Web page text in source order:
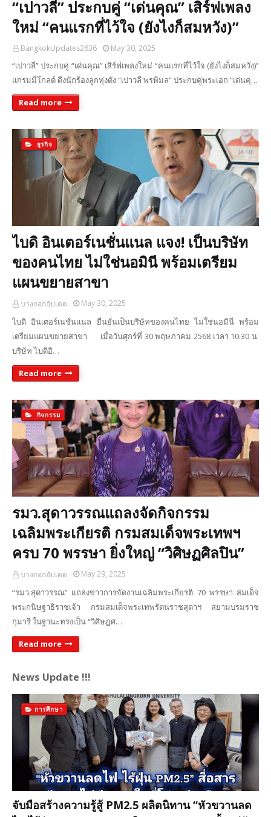
“เปาวลี” ประกบคู่ “เด่นคุณ” เสิร์ฟเพลง
ใหม่ “คนแรกที่ไว้ใจ (ยังไงก็สมหวัง)”
BangkokUpdates2636 May 30, 2025
“เปาวลี” ประกบคู่ “เด่นคุณ” เสิร์ฟเพลงใหม่ “คนแรกที่ไว้ใจ (ยังไงก็สมหวัง)”
แกรมมี่โกลด์ ดึงนักร้องลูกทุ่งดัง “เปาวลี พรพิมล” ประกบคู่พระเอก “เด่นคุ…
Read more
ธุรกิจ
ไบดิ อินเตอร์เนชั่นแนล แจง! เป็นบริษัท
ของคนไทย ไม่ใช่นอมินี พร้อมเตรียม
แผนขยายสาขา
บางกอกอัปเดต May 30, 2025
ไบดิ อินเตอร์เนชั่นแนล ยืนยันเป็นบริษัทของคนไทย ไม่ใช่นอมินี พร้อม
เตรียมแผนขยายสาขา เมื่อวันศุกร์ที่ 30 พฤษภาคม 2568 เวลา 10.30 น.
บริษัท ไบดิอิ…
Read more
กิจกรรม
รมว.สุดาวรรณแถลงจัดกิจกรรม
เฉลิมพระเกียรติ กรมสมเด็จพระเทพฯ
ครบ 70 พรรษา ยิ่งใหญ่ “วิศิษฏศิลปิน”
บางกอกอัปเดต May 29, 2025
“รมว.สุดาวรรณ” แถลงข่าวการจัดงานเฉลิมพระเกียรติ 70 พรรษา สมเด็จ
พระกนิษฐาธิราชเจ้า กรมสมเด็จพระเทพรัตนราชสุดาฯ สยามบรมราช
กุมารี ในฐานะทรงเป็น “วิศิษฏศ…
Read more
News Update !!!
การศึกษา
จับมือสร้างความรู้สู้ PM2.5 ผลิตนิทาน “หัวขวานลด